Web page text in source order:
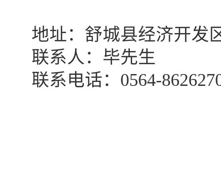
地址：舒城县经济开发
联系人： 毕先生
联系电话： 0564-